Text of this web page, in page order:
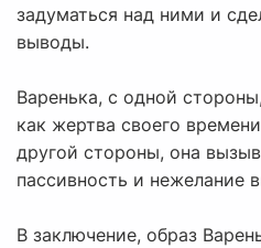
задуматься над ними и
выводы.
Варенька, с одной
как жертва своего
другой стороны, она
пассивность и нежелание
В заключение, образ